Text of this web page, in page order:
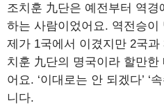
조치훈 九단은 예전부터 역
하는 사람이었어요. 역전승
제가 1국에서 이겼지만 2국
치훈 九단의 명국이라 할만
어요. ‘이대로는 안 되겠다’ ‘
니다.